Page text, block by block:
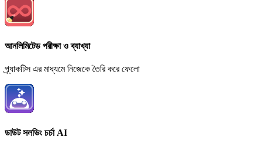
আনলিমিটেড পরীক্ষা ও ব্যাখ্যা
প্র্যাকটিস এর মাধ্যমে নিজেকে তৈরি করে ফেলো
ডাউট সলভিং চর্চা AI